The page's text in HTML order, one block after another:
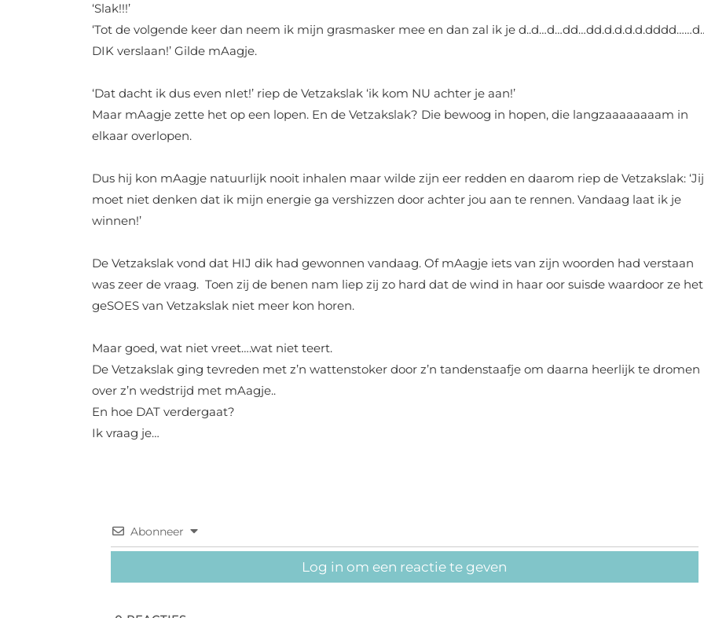
‘Slak!!!’
‘Tot de volgende keer dan neem ik mijn grasmasker mee en dan zal ik je
DIK verslaan!’ Gilde mAagje.
‘Dat dacht ik dus even nIet!’ riep de Vetzakslak ‘ik kom NU achter je aan!’
Maar mAagje zette het op een lopen. En de Vetzakslak? Die bewoog in hopen, die langzaaaaaaaam in
elkaar overlopen.
Dus hij kon mAagje natuurlijk nooit inhalen maar wilde zijn eer redden en daarom riep de Vetzakslak: ‘Jij
moet niet denken dat ik mijn energie ga vershizzen door achter jou aan te rennen. Vandaag laat ik je
winnen!’
De Vetzakslak vond dat HIJ dik had gewonnen vandaag. Of mAagje iets van zijn woorden had verstaan
was zeer de vraag. Toen zij de benen nam liep zij zo hard dat de wind in haar oor suisde waardoor ze het
geSOES van Vetzakslak niet meer kon horen.
Maar goed, wat niet vreet….wat niet teert.
De Vetzakslak ging tevreden met z’n wattenstoker door z’n tandenstaafje om daarna heerlijk te dromen
over z’n wedstrijd met mAagje..
En hoe DAT verdergaat?
Ik vraag je…
Abonneer
Log in om een reactie te geven